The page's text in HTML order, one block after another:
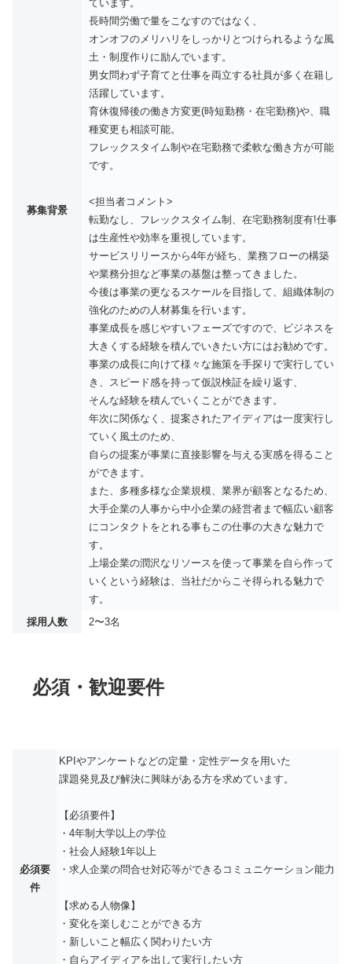
募集背景
ています。
長時間労働で量をこなすのではなく、
オンオフのメリハリをしっかりとつけられるような風
土・制度作りに励んでいます。
男女問わず子育てと仕事を両立する社員が多く在籍し
活躍しています。
育休復帰後の働き方変更(時短勤務・在宅勤務)や、職
種変更も相談可能。
フレックスタイム制や在宅勤務で柔軟な働き方が可能
です。
<担当者コメント>
転勤なし、フレックスタイム制、在宅勤務制度有!仕事
は生産性や効率を重視しています。
サービスリリースから4年が経ち、業務フローの構築
や業務分担など事業の基盤は整ってきました。
今後は事業の更なるスケールを目指して、組織体制の
強化のための人材募集を行います。
事業成長を感じやすいフェーズですので、ビジネスを
大きくする経験を積んでいきたい方にはお勧めです。
事業の成長に向けて様々な施策を手探りで実行してい
き、スピード感を持って仮説検証を繰り返す、
そんな経験を積んでいくことができます。
年次に関係なく、提案されたアイディアは一度実行し
ていく風土のため、
自らの提案が事業に直接影響を与える実感を得ること
ができます。
また、多種多様な企業規模、業界が顧客となるため、
大手企業の人事から中小企業の経営者まで幅広い顧客
にコンタクトをとれる事もこの仕事の大きな魅力で
す。
上場企業の潤沢なリソースを使って事業を自ら作って
いくという経験は、当社だからこそ得られる魅力で
す。
採用人数
2〜3名
必須・歓迎要件
必須要
件
KPIやアンケートなどの定量・定性データを用いた
課題発見及び解決に興味がある方を求めています。
【必須要件】
・4年制大学以上の学位
・社会人経験1年以上
・求人企業の問合せ対応等ができるコミュニケーション能力
【求める人物像】
・変化を楽しむことができる方
・新しいこと幅広く関わりたい方
・自らアイディアを出して実行したい方